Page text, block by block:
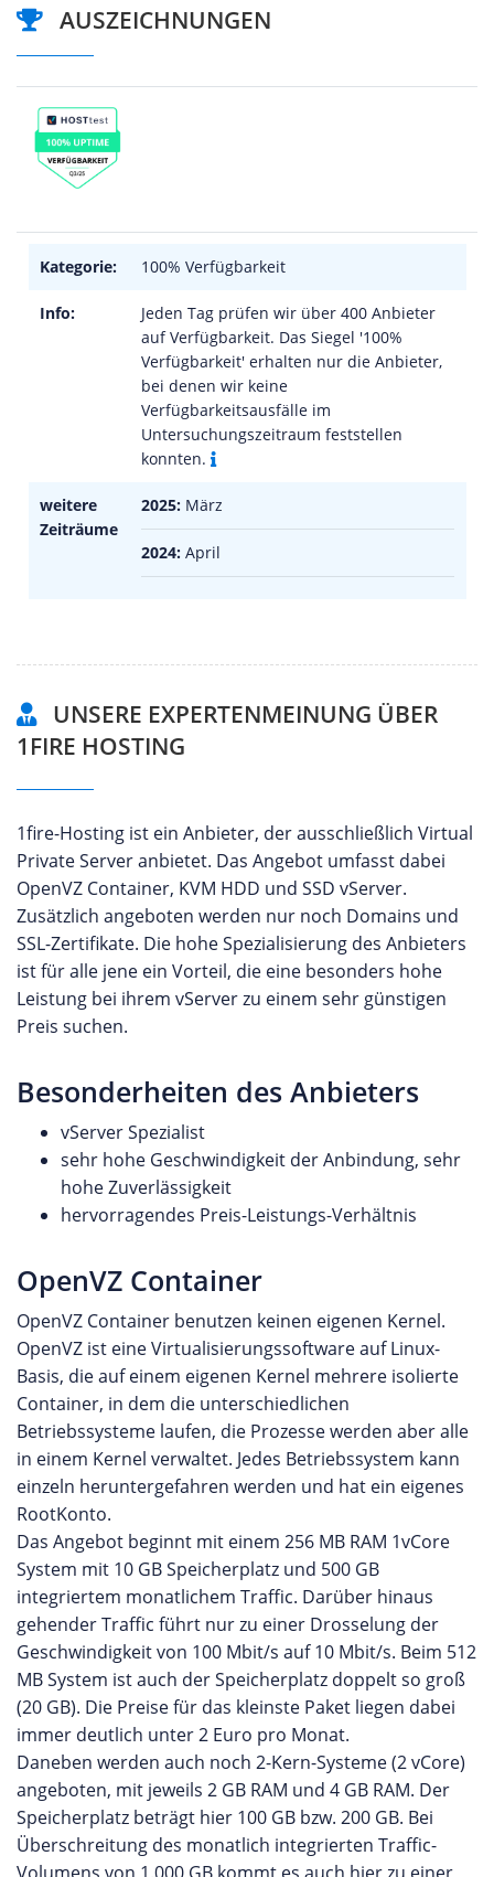
AUSZEICHNUNGEN
Kategorie: 100% Verfügbarkeit
Info:
Jeden Tag prüfen wir über 400 Anbieter
auf Verfügbarkeit. Das Siegel '100%
Verfügbarkeit' erhalten nur die Anbieter,
bei denen wir keine
Verfügbarkeitsausfälle im
Untersuchungszeitraum feststellen
konnten.
weitere
Zeiträume
2025: März
2024: April
UNSERE EXPERTENMEINUNG ÜBER
1FIRE HOSTING
1fire-Hosting ist ein Anbieter, der ausschließlich Virtual
Private Server anbietet. Das Angebot umfasst dabei
OpenVZ Container, KVM HDD und SSD vServer.
Zusätzlich angeboten werden nur noch Domains und
SSL-Zertifikate. Die hohe Spezialisierung des Anbieters
ist für alle jene ein Vorteil, die eine besonders hohe
Leistung bei ihrem vServer zu einem sehr günstigen
Preis suchen.
Besonderheiten des Anbieters
vServer Spezialist
sehr hohe Geschwindigkeit der Anbindung, sehr
hohe Zuverlässigkeit
hervorragendes Preis-Leistungs-Verhältnis
OpenVZ Container
OpenVZ Container benutzen keinen eigenen Kernel.
OpenVZ ist eine Virtualisierungssoftware auf Linux-
Basis, die auf einem eigenen Kernel mehrere isolierte
Container, in dem die unterschiedlichen
Betriebssysteme laufen, die Prozesse werden aber alle
in einem Kernel verwaltet. Jedes Betriebssystem kann
einzeln heruntergefahren werden und hat ein eigenes
RootKonto.
Das Angebot beginnt mit einem 256 MB RAM 1vCore
System mit 10 GB Speicherplatz und 500 GB
integriertem monatlichem Traffic. Darüber hinaus
gehender Traffic führt nur zu einer Drosselung der
Geschwindigkeit von 100 Mbit/s auf 10 Mbit/s. Beim 512
MB System ist auch der Speicherplatz doppelt so groß
(20 GB). Die Preise für das kleinste Paket liegen dabei
immer deutlich unter 2 Euro pro Monat.
Daneben werden auch noch 2-Kern-Systeme (2 vCore)
angeboten, mit jeweils 2 GB RAM und 4 GB RAM. Der
Speicherplatz beträgt hier 100 GB bzw. 200 GB. Bei
Überschreitung des monatlich integrierten Traffic-
Volumens von 1.000 GB kommt es auch hier zu einer